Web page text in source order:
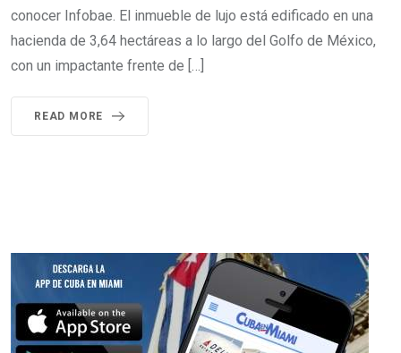
conocer Infobae. El inmueble de lujo está edificado en una
hacienda de 3,64 hectáreas a lo largo del Golfo de México,
con un impactante frente de […]
READ MORE